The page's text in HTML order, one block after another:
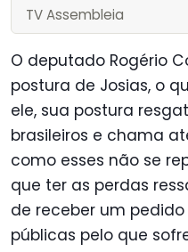
TV Assembleia
O deputado Rogério
postura de Josias, o
ele, sua postura
brasileiros e chama
como esses não se
que ter as perdas
de receber um
públicas pelo que